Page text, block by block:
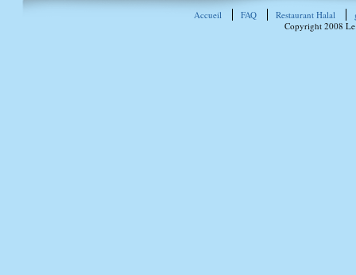
Accueil FAQ Restaurant Halal
Copyright 2008